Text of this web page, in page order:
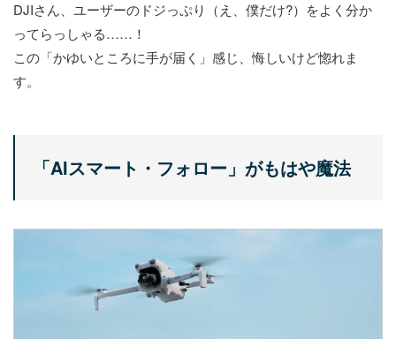
DJIさん、ユーザーのドジっぷり（え、僕だけ?）をよく分か
ってらっしゃる……！
この「かゆいところに手が届く」感じ、悔しいけど惚れま
す。
「AIスマート・フォロー」がもはや魔法